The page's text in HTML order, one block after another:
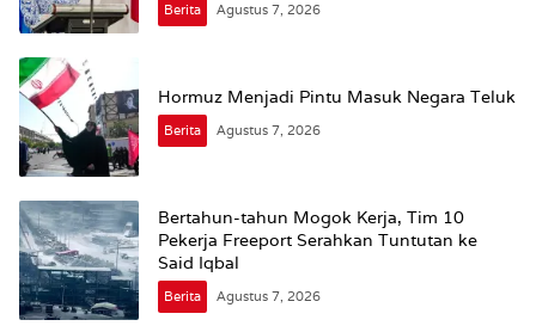
Berita Agustus 7, 2026
Hormuz Menjadi Pintu Masuk Negara Teluk
Berita Agustus 7, 2026
Bertahun-tahun Mogok Kerja, Tim 10
Pekerja Freeport Serahkan Tuntutan ke
Said Iqbal
Berita Agustus 7, 2026